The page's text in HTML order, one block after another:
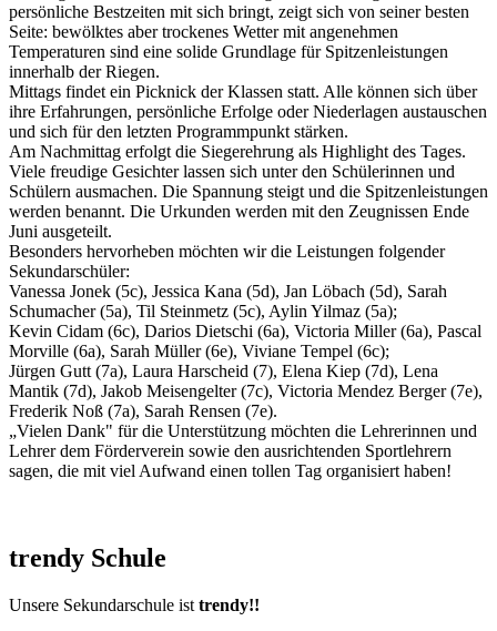
persönliche Bestzeiten mit sich bringt, zeigt sich von seiner besten
Seite: bewölktes aber trockenes Wetter mit angenehmen
Temperaturen sind eine solide Grundlage für Spitzenleistungen
innerhalb der Riegen.
Mittags findet ein Picknick der Klassen statt. Alle können sich über
ihre Erfahrungen, persönliche Erfolge oder Niederlagen austauschen
und sich für den letzten Programmpunkt stärken.
Am Nachmittag erfolgt die Siegerehrung als Highlight des Tages.
Viele freudige Gesichter lassen sich unter den Schülerinnen und
Schülern ausmachen. Die Spannung steigt und die Spitzenleistungen
werden benannt. Die Urkunden werden mit den Zeugnissen Ende
Juni ausgeteilt.
Besonders hervorheben möchten wir die Leistungen folgender
Sekundarschüler:
Vanessa Jonek (5c), Jessica Kana (5d), Jan Löbach (5d), Sarah
Schumacher (5a), Til Steinmetz (5c), Aylin Yilmaz (5a);
Kevin Cidam (6c), Darios Dietschi (6a), Victoria Miller (6a), Pascal
Morville (6a), Sarah Müller (6e), Viviane Tempel (6c);
Jürgen Gutt (7a), Laura Harscheid (7), Elena Kiep (7d), Lena
Mantik (7d), Jakob Meisengelter (7c), Victoria Mendez Berger (7e),
Frederik Noß (7a), Sarah Rensen (7e).
„Vielen Dank" für die Unterstützung möchten die Lehrerinnen und
Lehrer dem Förderverein sowie den ausrichtenden Sportlehrern
sagen, die mit viel Aufwand einen tollen Tag organisiert haben!
trendy Schule
Unsere Sekundarschule ist trendy!!